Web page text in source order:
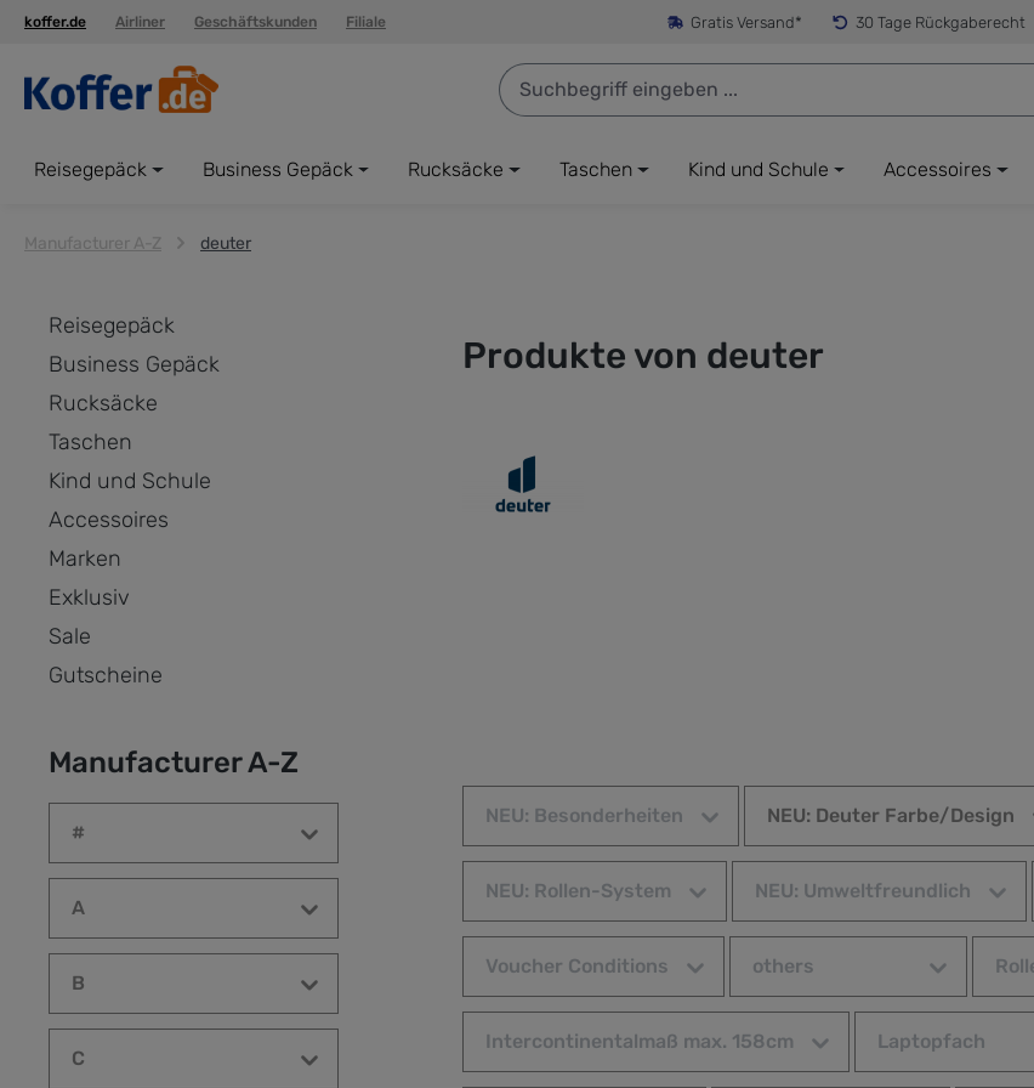
Zur Hauptnavigation springen
koffer.de Airliner Geschäftskunden Filiale Gratis Versand* 30 Tage Rückgaberecht
Reisegepäck Business Gepäck Rucksäcke Taschen Kind und Schule Accessoires
Manufacturer A-Z deuter
Reisegepäck
Business Gepäck
Rucksäcke
Taschen
Kind und Schule
Accessoires
Marken
Exklusiv
Sale
Gutscheine
Manufacturer A-Z
#
A
B
C
Produkte von deuter
NEU: Besonderheiten NEU: Deuter Farbe/Design
NEU: Rollen-System NEU: Umweltfreundlich
Voucher Conditions others
Intercontinentalmaß max. 158cm Laptopfach